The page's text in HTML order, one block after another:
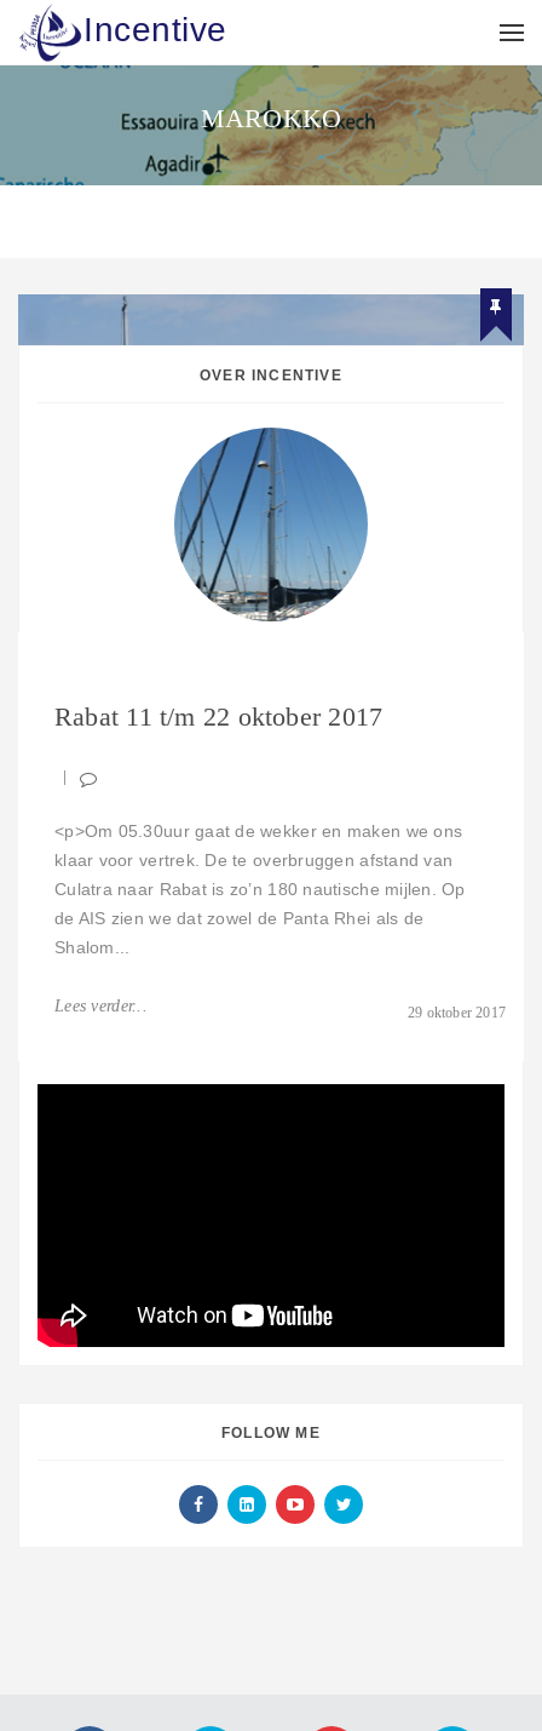
Incentive
MAROKKO
Rabat 11 t/m 22 oktober 2017
29 oktober 2017
<p>Om 05.30uur gaat de wekker en maken we ons
klaar voor vertrek. De te overbruggen afstand van
Culatra naar Rabat is zo’n 180 nautische mijlen. Op
de AIS zien we dat zowel de Panta Rhei als de
Shalom...
Lees verder...
OVER INCENTIVE
de “droomfase”. Één ding was duidelijk; het schip moest
WIJ ZIJN NU HIER
FOLLOW ME